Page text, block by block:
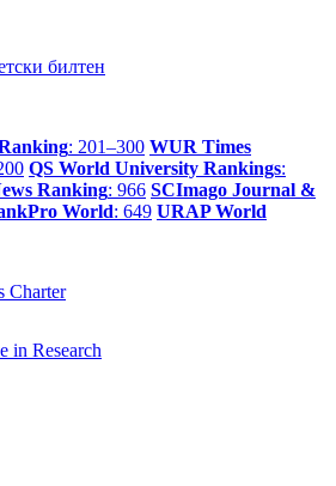
билтен
: 201–300 WUR Times
QS World University Rankings:
Ranking: 966 SCImago Journal &
World: 649 URAP World
Charter
in Research